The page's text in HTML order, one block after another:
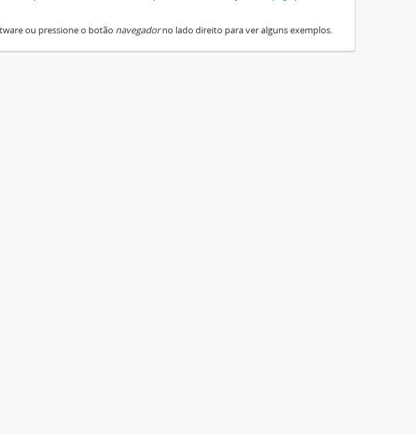
ou pressione o botão navegadorno lado direito para ver alguns exemplos.